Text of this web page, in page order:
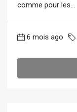
comme pour les...
6 mois ago